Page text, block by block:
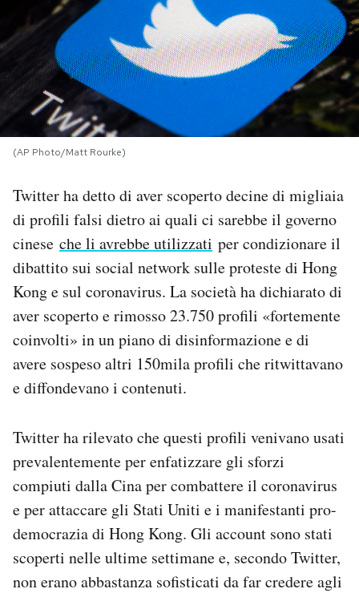
NEWSLETTER
I MIEI PREFERITI
SHOP
CALENDARIO
AREA PERSONALE
Area Personale
Newsletter
Notifiche mobile
Hai bisogno di aiuto?
Esci
(AP Photo/Matt Rourke)
Twitter ha detto di aver scoperto decine di migliaia
di profili falsi dietro ai quali ci sarebbe il governo
cinese che li avrebbe utilizzati per condizionare il
dibattito sui social network sulle proteste di Hong
Kong e sul coronavirus. La società ha dichiarato di
aver scoperto e rimosso 23.750 profili «fortemente
coinvolti» in un piano di disinformazione e di
avere sospeso altri 150mila profili che ritwittavano
e diffondevano i contenuti.
Twitter ha rilevato che questi profili venivano usati
prevalentemente per enfatizzare gli sforzi
compiuti dalla Cina per combattere il coronavirus
e per attaccare gli Stati Uniti e i manifestanti pro-
democrazia di Hong Kong. Gli account sono stati
scoperti nelle ultime settimane e, secondo Twitter,
non erano abbastanza sofisticati da far credere agli